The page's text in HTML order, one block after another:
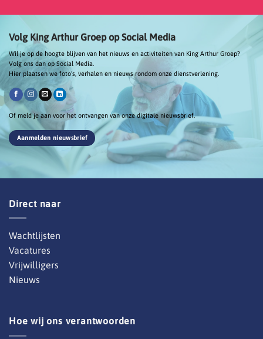
Volg King Arthur Groep op Social Media
Wil je op de hoogte blijven van het nieuws en activiteiten van King Arthur Groep?
Volg ons dan op Social Media.
Hier plaatsen we foto's, verhalen en nieuws rondom onze dienstverlening.
Of meld je aan voor het ontvangen van onze digitale nieuwsbrief.
Aanmelden nieuwsbrief
Direct naar
Wachtlijsten
Vacatures
Vrijwilligers
Nieuws
Hoe wij ons verantwoorden